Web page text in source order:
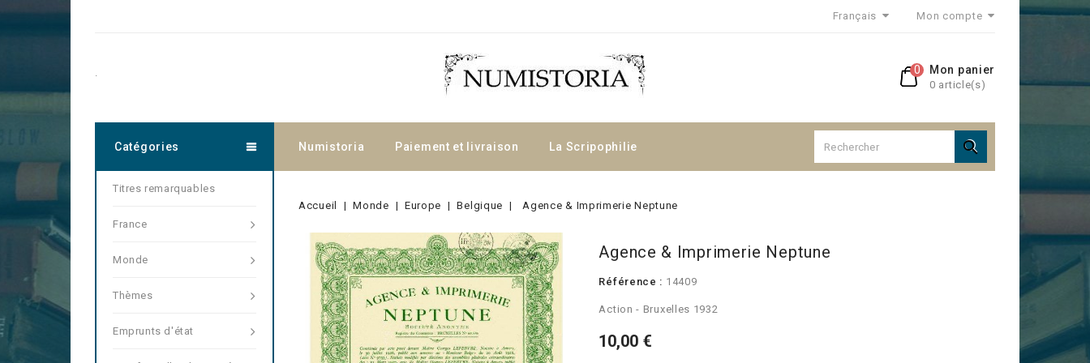
Français Mon compte
Mon panier
0 article(s)
0
.
Numistoria Paiement et livraison La Scripophilie 
Catégories
Titres remarquables
France
Monde
Thèmes
Emprunts d'état
Accueil Monde Europe Belgique Agence & Imprimerie Neptune
Agence & Imprimerie Neptune
Référence : 14409
Action - Bruxelles 1932
10,00 €